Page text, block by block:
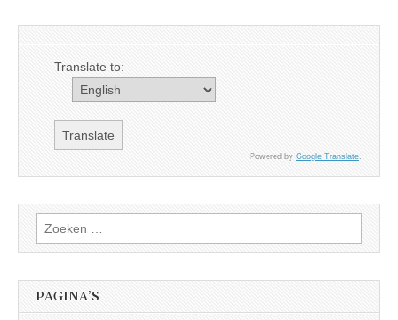
Translate to:
Powered by Google Translate.
Zoeken
naar:
PAGINA’S